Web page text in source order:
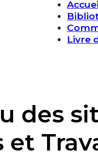
Livre
des
et